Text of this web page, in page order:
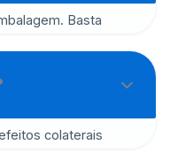
Basta
colaterais